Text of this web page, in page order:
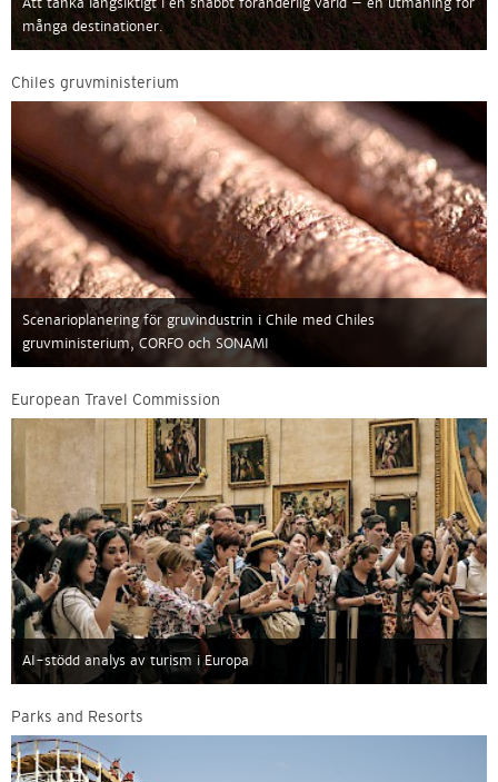
Att tänka långsiktigt i en snabbt föränderlig värld – en utmaning för
många destinationer.
Chiles gruvministerium
Scenarioplanering för gruvindustrin i Chile med Chiles
gruvministerium, CORFO och SONAMI
European Travel Commission
AI-stödd analys av turism i Europa
Parks and Resorts